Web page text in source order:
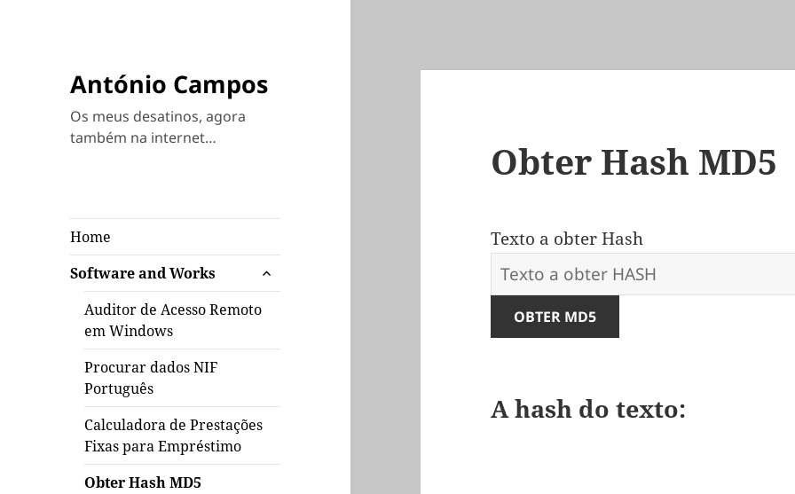
António Campos
Os meus desatinos, agora
também na internet…
Home
Software and Works
expandir
submenu
Auditor de Acesso Remoto
em Windows
Procurar dados NIF
Português
Calculadora de Prestações
Fixas para Empréstimo
Obter Hash MD5
Obter Hash MD5
Texto a obter Hash
OBTER MD5
A hash do texto: